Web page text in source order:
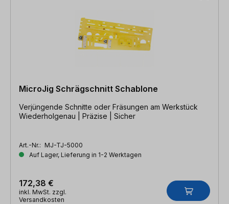
MicroJig Schrägschnitt Schablone
Verjüngende Schnitte oder Fräsungen am Werkstück
Wiederholgenau | Präzise | Sicher
Art.-Nr.: MJ-TJ-5000
Auf Lager, Lieferung in 1-2 Werktagen
172,38 €
inkl. MwSt. zzgl.
Versandkosten